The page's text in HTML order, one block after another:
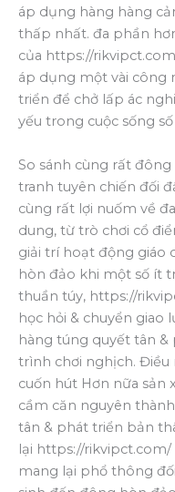
áp dụng hàng hàng
thấp nhất. đa phần
của https://
áp dụng một vài công
triển để chở lấp ác
yếu trong cuộc sống
So sánh cùng rất
tranh tuyên chiến đối
cùng rất lợi nuốm về
dung, từ trò chơi cổ
giải trí hoạt động giáo
hòn đảo khi một số ít
thuần túy, https://
học hỏi & chuyển giao
hàng túng quyết tân
trình chơi nghịch. Điều
cuốn hút Hơn nữa sản
cầm căn nguyên
tân & phát triển bản
lại https://
mang lại phổ thông